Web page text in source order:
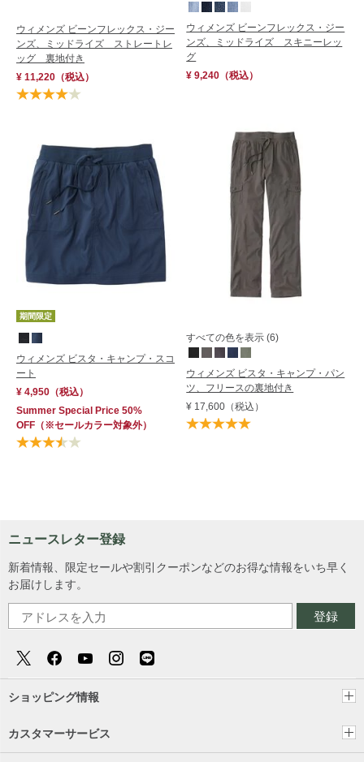
ウィメンズ ビーンフレックス・ジー
ンズ、ミッドライズ ストレートレ
ッグ 裏地付き
¥ 11,220 （税込）
ウィメンズ ビーンフレックス・ジー
ンズ、ミッドライズ スキニーレッ
グ
¥ 9,240 （税込）
期間限定
ウィメンズ ビスタ・キャンプ・スコ
ート
¥ 4,950 （税込）
Summer Special Price 50%
OFF （※セールカラー対象外）
すべての色を表示 (6)
ウィメンズ ビスタ・キャンプ・パン
ツ、フリースの裏地付き
¥ 17,600 （税込）
ニュースレター登録
新着情報、限定セールや割引クーポンなどのお得な情報をいち早く
お届けします。
登録
ショッピング情報
カスタマーサービス